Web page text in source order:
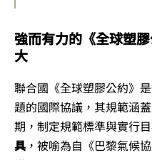
強而有力的《全球塑
大
聯合國《全球塑膠公約》
題的國際協議，其規範涵
期，制定規範標準與實行
具 ，被喻為自《巴黎氣候